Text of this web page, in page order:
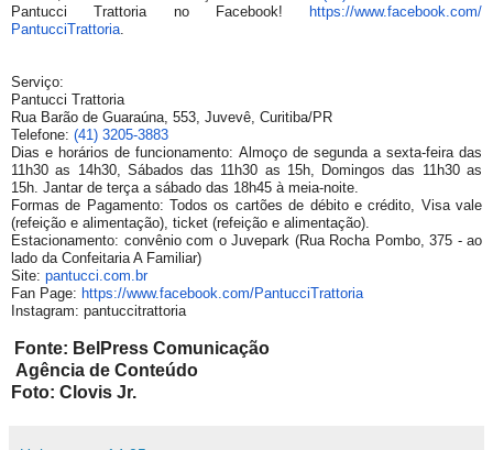
Pantucci Trattoria no Facebook!
https://www.facebook.com/
PantucciTrattoria
Serviço:
Pantucci Trattoria
Rua Barão de Guaraúna, 553, Juvevê, Curitiba/PR
Telefone: (41) 3205-3883
Dias e horários de funcionamento: Almoço de segunda a sexta-feira das
11h30 as 14h30, Sábados das 11h30 as 15h, Domingos das 11h30 as
15h. Jantar de terça a sábado das 18h45 à meia-noite.
Formas de Pagamento: Todos os cartões de débito e crédito, Visa vale
(refeição e alimentação), ticket (refeição e alimentação).
Estacionamento: convênio com o Juvepark (Rua Rocha Pombo, 375 - ao
lado da Confeitaria A Familiar)
Site: pantucci.com.br
Fan Page: https://www.facebook.com/PantucciTrattoria
Instagram: pantuccitrattoria
Fonte: BelPress Comunicação
Agência de Conteúdo
Foto: Clovis Jr.